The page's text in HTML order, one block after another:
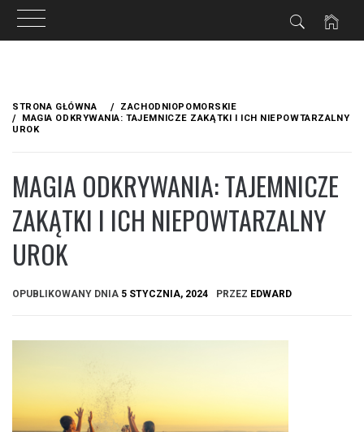
treści
STRONA GŁÓWNA
ZACHODNIOPOMORSKIE
MAGIA ODKRYWANIA: TAJEMNICZE ZAKĄTKI I ICH NIEPOWTARZALNY
UROK
MAGIA ODKRYWANIA: TAJEMNICZE
ZAKĄTKI I ICH NIEPOWTARZALNY
UROK
OPUBLIKOWANY DNIA 5 STYCZNIA, 2024 PRZEZ EDWARD